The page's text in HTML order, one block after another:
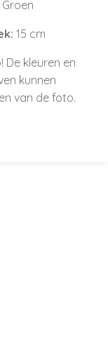
Groen
15 cm
De kleuren en
kunnen
van de foto.